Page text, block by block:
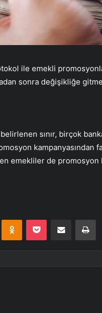
ile emekli
sonra değişikliğe
sınır, birçok
kampanyasından
emekliler de
Odnoklassniki
Pocket E-Posta ile paylaş